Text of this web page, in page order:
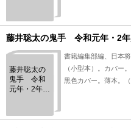
飛戦法
（未来の定
跡）/現代矢
倉の闘い
跡）/現代矢
倉の思想
（未来の定
サイン入）
藤井聡太の鬼手 令和元年・2年
藤井聡太の
鬼手 令和
元年・2年度
書籍編集部編、日本
（小型本）。カバー
黒色カバー。薄本。